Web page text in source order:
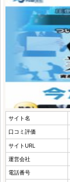
サイト名
口コミ評価
サイトURL
運営会社
電話番号